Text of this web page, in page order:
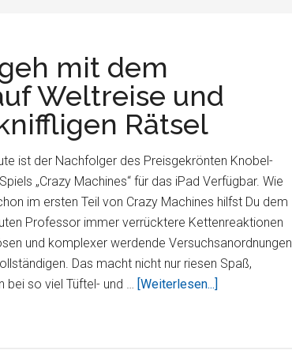
mit dem
Weltreise und
Rätsel
ist der Nachfolger des Preisgekrönten Knobel-
„Crazy Machines“ für das iPad Verfügbar. Wie
im ersten Teil von Crazy Machines hilfst Du dem
Professor immer verrücktere Kettenreaktionen
und komplexer werdende Versuchsanordnungen
Das macht nicht nur riesen Spaß,
bei so viel Tüftel- und … [Weiterlesen...]